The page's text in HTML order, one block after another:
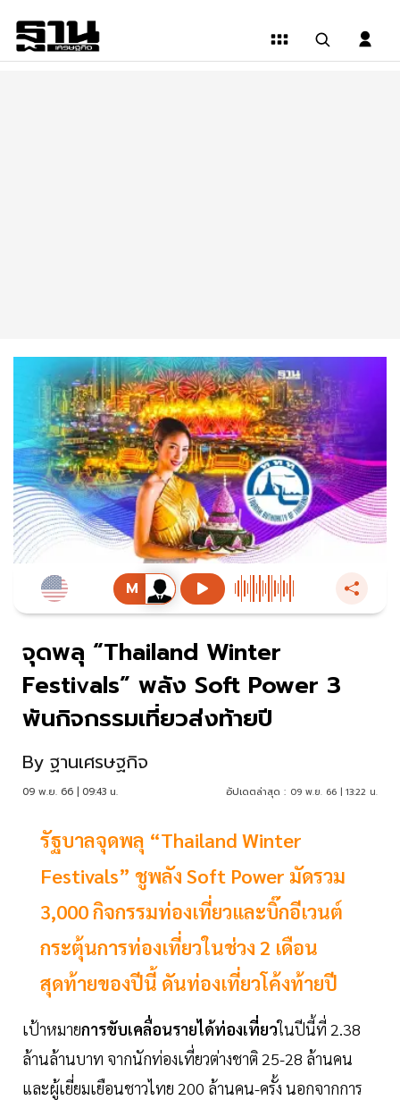
จุดพลุ “Thailand Winter
Festivals” พลัง Soft Power 3
พันกิจกรรมเที่ยวส่งท้ายปี
By ฐานเศรษฐกิจ
09 พ.ย. 66 | 09:43 น. อัปเดตล่าสุด : 09 พ.ย. 66 | 13:22 น.
รัฐบาลจุดพลุ “Thailand Winter
Festivals” ชูพลัง Soft Power มัดรวม
3,000 กิจกรรมท่องเที่ยวและบิ๊กอีเวนต์
กระตุ้นการท่องเที่ยวในช่วง 2 เดือน
สุดท้ายของปีนี้ ดันท่องเที่ยวโค้งท้ายปี
เป้าหมายการขับเคลื่อนรายได้ท่องเที่ยวในปีนี้ที่ 2.38
ล้านล้านบาท จากนักท่องเที่ยวต่างชาติ 25-28 ล้านคน
และผู้เยี่ยมเยือนชาวไทย 200 ล้านคน-ครั้ง นอกจากการ